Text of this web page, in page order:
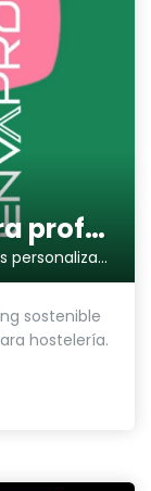
ENVAPRO, Envases para profesionales
Líder en packaging sostenible y envases personalizados para Hostelería
sostenible
hostelería.